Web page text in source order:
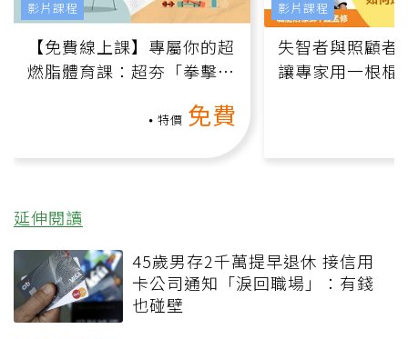
【免費線上課】專屬你的超
燃脂體育課：超夯「拳擊有
特價 免費
影片課程
失智者與照顧者
讓專家用一根棍
影片課程
延伸閱讀
45歲男存2千萬提早退休 接信用
卡公司通知「淚回職場」：有錢
也碰壁